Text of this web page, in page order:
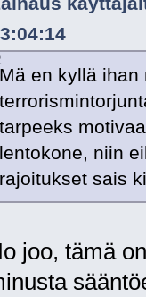
Mä en kyllä ihan
tarpeeks
lentokone, niin
rajoitukset sais
joo, tämä